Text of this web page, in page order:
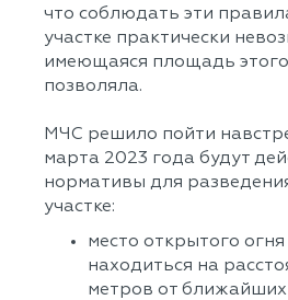
что соблюдать эти
участке практически
имеющаяся площадь
позволяла.
МЧС решило пойти
марта 2023 года будут
нормативы для
участке:
место открытого
находиться на
метров от ближайших